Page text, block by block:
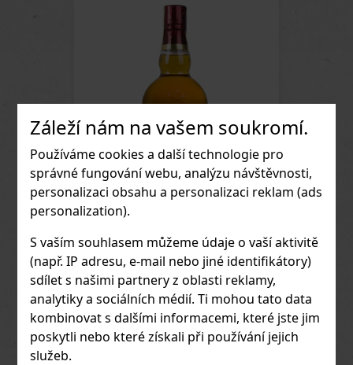
Záleží nám na vašem soukromí.
Používáme cookies a další technologie pro
správné fungování webu, analýzu návštěvnosti,
personalizaci obsahu a personalizaci reklam (ads
personalization).
S vaším souhlasem můžeme údaje o vaší aktivitě
(např. IP adresu, e-mail nebo jiné identifikátory)
sdílet s našimi partnery z oblasti reklamy,
analytiky a sociálních médií. Ti mohou tato data
kombinovat s dalšími informacemi, které jste jim
poskytli nebo které získali při používání jejich
služeb.
Chivas Regal 12Y 40% 1 l
Chivas Regal 12Y je ikonická skotská
blended whisky, známá svou jemností,
bohatostí a velkorysou chutí. Základ
tvoří single malt whisky Strathisla,
propletená s grain whisky Strathclyde
a dalšími pečlivě vybranými destiláty.
975 Kč
Do obchodu